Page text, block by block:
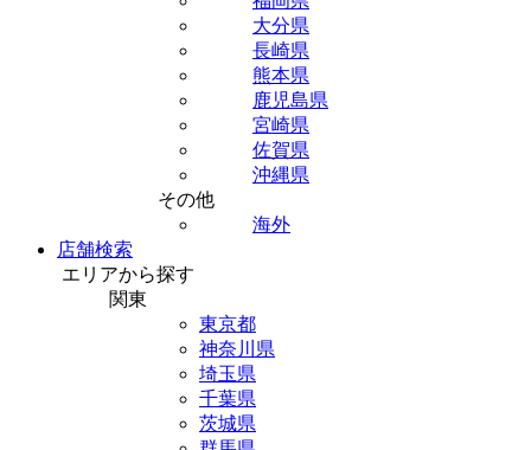
大分県
長崎県
熊本県
鹿児島県
宮崎県
佐賀県
沖縄県
その他
海外
店舗検索
エリアから探す
関東
東京都
神奈川県
埼玉県
千葉県
茨城県